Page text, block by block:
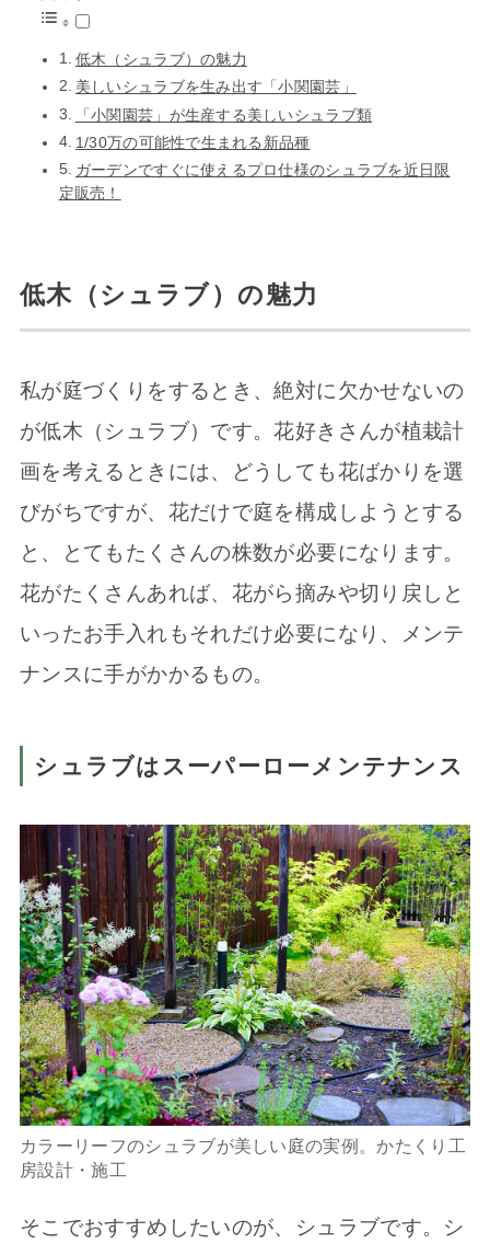
低木（シュラブ）の魅力
美しいシュラブを生み出す「小関園芸」
「小関園芸」が生産する美しいシュラブ類
1/30万の可能性で生まれる新品種
ガーデンですぐに使えるプロ仕様のシュラブを近日限
定販売！
低木（シュラブ）の魅力
私が庭づくりをするとき、絶対に欠かせないの
が低木（シュラブ）です。花好きさんが植栽計
画を考えるときには、どうしても花ばかりを選
びがちですが、花だけで庭を構成しようとする
と、とてもたくさんの株数が必要になります。
花がたくさんあれば、花がら摘みや切り戻しと
いったお手入れもそれだけ必要になり、メンテ
ナンスに手がかかるもの。
シュラブはスーパーローメンテナンス
カラーリーフのシュラブが美しい庭の実例。かたくり工
房設計・施工
そこでおすすめしたいのが、シュラブです。シ